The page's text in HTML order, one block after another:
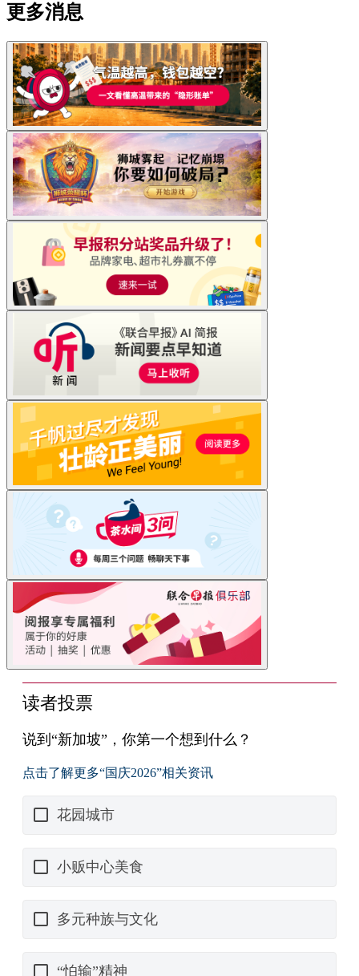
更多消息